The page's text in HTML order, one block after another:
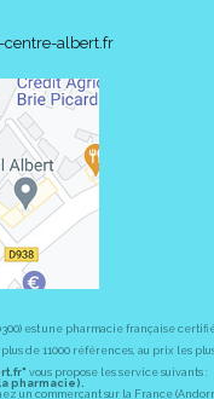
albert.fr
est une pharmacie française
de 11000 références, au prix les
vous propose les service suivants :
pharmacie).
un commerçant sur la France